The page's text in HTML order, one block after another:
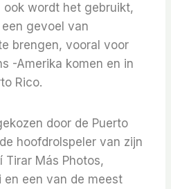
ook wordt het gebruikt,
gevoel van
brengen, vooral voor
-Amerika komen en in
Rico.
door de Puerto
hoofdrolspeler van zijn
Tirar Más Photos,
een van de meest